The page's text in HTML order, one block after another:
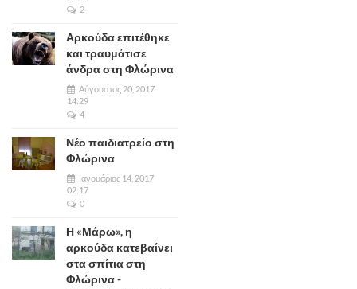
2
Αρκούδα επιτέθηκε
και τραυμάτισε
άνδρα στη Φλώρινα
Αύγουστος 20, 2017
14:29
4
Νέο παιδιατρείο στη
Φλώρινα
Ιανουάριος 14, 2017
02:17
0
Η «Μάρω», η
αρκούδα κατεβαίνει
στα σπίτια στη
Φλώρινα -